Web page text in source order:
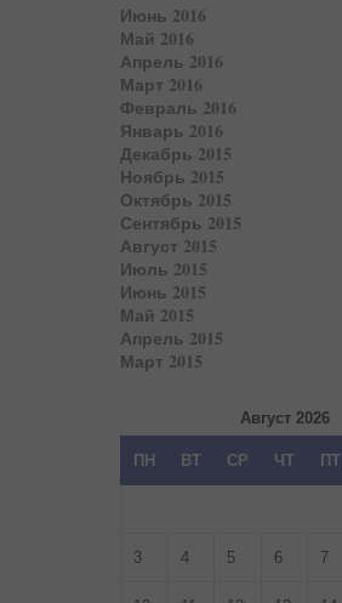
Июнь 2016
Май 2016
Апрель 2016
Март 2016
Февраль 2016
Январь 2016
Декабрь 2015
Ноябрь 2015
Октябрь 2015
Сентябрь 2015
Август 2015
Июль 2015
Июнь 2015
Май 2015
Апрель 2015
Март 2015
Август 2026
ПН ВТ СР ЧТ ПТ
3 4 5 6 7